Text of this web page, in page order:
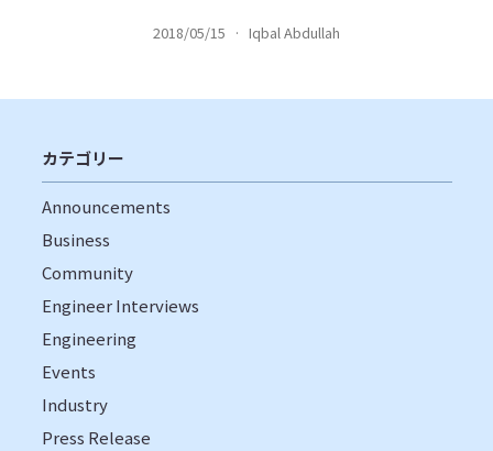
2018/05/15 · Iqbal Abdullah
カテゴリー
Announcements
Business
Community
Engineer Interviews
Engineering
Events
Industry
Press Release